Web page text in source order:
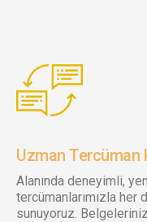
Uzman Tercüman
Alanında deneyimli,
tercümanlarımızla
sunuyoruz.